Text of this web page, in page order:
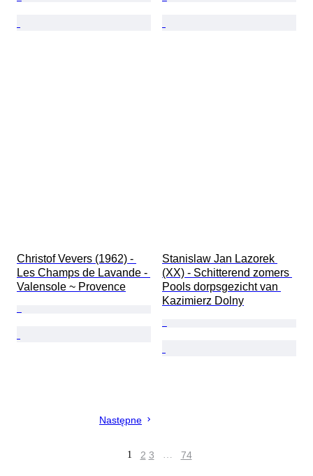
Christof Vevers (1962) -
Les Champs de Lavande -
Valensole ~ Provence
Stanislaw Jan Lazorek
(XX) - Schitterend zomers
Pools dorpsgezicht van
Kazimierz Dolny
Następne
1 2 3 … 74